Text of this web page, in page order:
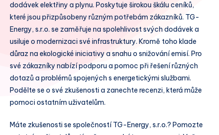
dodávek elektřiny a plynu. Poskytuje širokou škálu ceníků,
které jsou přizpůsobeny různým potřebám zákazníků. TG-
Energy, s.r.o. se zaměřuje na spolehlivost svých dodávek a
usiluje o modernizaci své infrastruktury. Kromě toho klade
důraz na ekologické iniciativy a snahu o snižování emisí. Pro
své zákazníky nabízí podporu a pomoc při řešení různých
dotazů a problémů spojených s energetickými službami.
Podělte se o své zkušenosti a zanechte recenzi, která může
pomoci ostatním uživatelům.
Máte zkušenosti se společností TG-Energy, s.r.o.? Pomozte